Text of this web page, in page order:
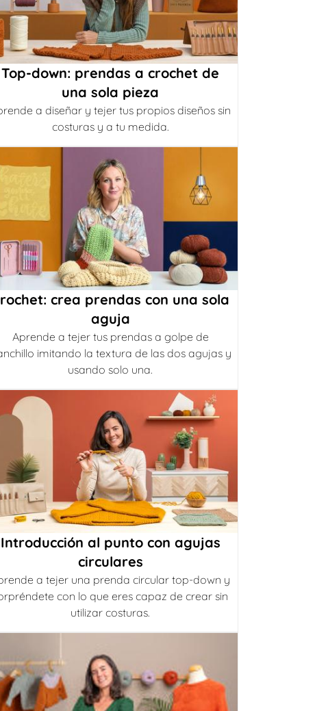
Top-down: prendas a crochet de
una sola pieza
a diseñar y tejer tus propios diseños sin
costuras y a tu medida.
crea prendas con una sola
aguja
Aprende a tejer tus prendas a golpe de
imitando la textura de las dos agujas y
usando solo una.
Introducción al punto con agujas
circulares
a tejer una prenda circular top-down y
con lo que eres capaz de crear sin
utilizar costuras.